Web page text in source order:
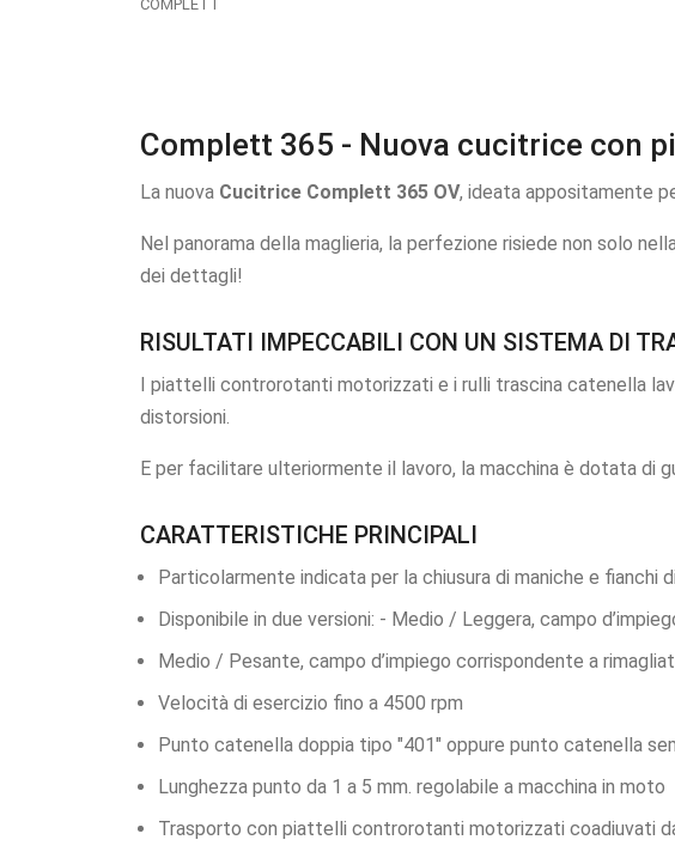
COMPLETT
Complett 365 - Nuova cucitrice con
La nuova Cucitrice Complett 365 OV, ideata appositamente
Nel panorama della maglieria, la perfezione risiede non solo
dei dettagli!
RISULTATI IMPECCABILI CON UN SISTEMA DI
I piattelli controrotanti motorizzati e i rulli trascina catenella
distorsioni.
E per facilitare ulteriormente il lavoro, la macchina è dotata di
CARATTERISTICHE PRINCIPALI
Particolarmente indicata per la chiusura di maniche e fianchi
Disponibile in due versioni: - Medio / Leggera, campo
Medio / Pesante, campo d’impiego corrispondente a
Velocità di esercizio fino a 4500 rpm
Punto catenella doppia tipo "401" oppure punto catenella
Lunghezza punto da 1 a 5 mm. regolabile a macchina in moto
Trasporto con piattelli controrotanti motorizzati coadiuvati